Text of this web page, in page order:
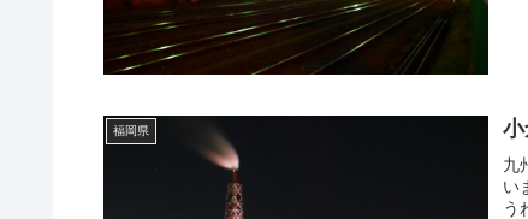
福岡県
九
い
う